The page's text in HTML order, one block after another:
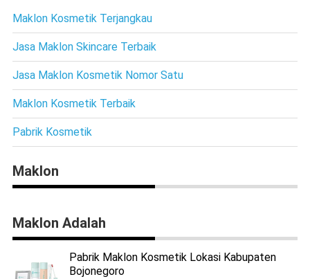
Maklon Kosmetik Terjangkau
Jasa Maklon Skincare Terbaik
Jasa Maklon Kosmetik Nomor Satu
Maklon Kosmetik Terbaik
Pabrik Kosmetik
Maklon
Maklon Adalah
Pabrik Maklon Kosmetik Lokasi Kabupaten
Bojonegoro